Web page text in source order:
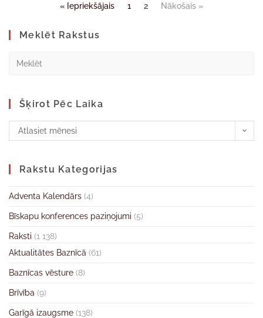
« Iepriekšājais 1 2 Nākošais »
Meklēt Rakstus
Šķirot Pēc Laika
Atlasiet mēnesi
Rakstu Kategorijas
Adventa Kalendārs (4)
Bīskapu konferences paziņojumi (5)
Raksti (1 138)
Aktualitātes Baznīcā (61)
Baznīcas vēsture (8)
Brīvība (9)
Garīgā izaugsme (138)